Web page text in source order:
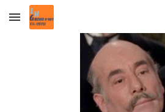
Skip to main content